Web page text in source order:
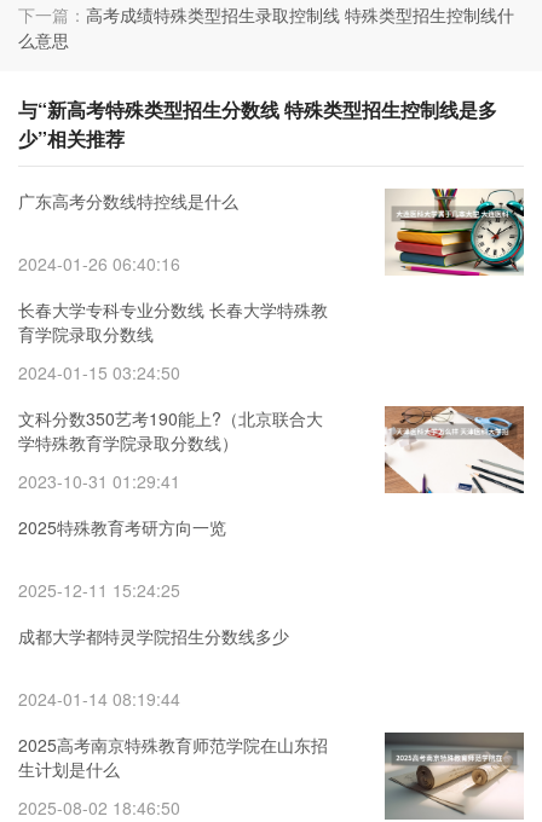
下一篇： 高考成绩特殊类型招生录取控制线 特殊类型招生控制线什
么意思
与“新高考特殊类型招生分数线 特殊类型招生控制线是多
少”相关推荐
广东高考分数线特控线是什么
2024-01-26 06:40:16
长春大学专科专业分数线 长春大学特殊教
育学院录取分数线
2024-01-15 03:24:50
文科分数350艺考190能上?（北京联合大
学特殊教育学院录取分数线）
2023-10-31 01:29:41
2025特殊教育考研方向一览
2025-12-11 15:24:25
成都大学都特灵学院招生分数线多少
2024-01-14 08:19:44
2025高考南京特殊教育师范学院在山东招
生计划是什么
2025-08-02 18:46:50